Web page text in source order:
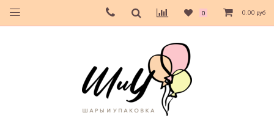
0 0.00 руб